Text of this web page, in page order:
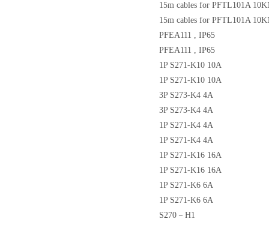
15m cables for PFTL101A
15m cables for PFTL101A
PFEA111 , IP65
PFEA111 , IP65
1P S271-K10 10A
1P S271-K10 10A
3P S273-K4 4A
3P S273-K4 4A
1P S271-K4 4A
1P S271-K4 4A
1P S271-K16 16A
1P S271-K16 16A
1P S271-K6 6A
1P S271-K6 6A
S270－H1